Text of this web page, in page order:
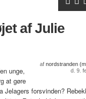
af Julie
af nordstranden
d. 9.
unge,
at gøre
Jelagers forsvinden?